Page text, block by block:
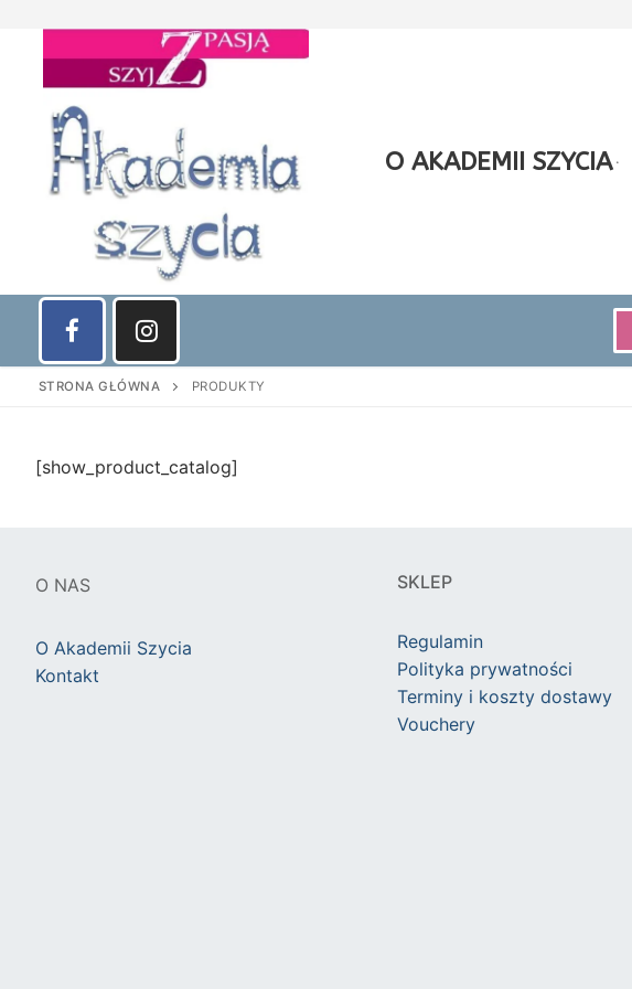
O AKADEMII SZYCIA
STRONA GŁÓWNA PRODUKTY
[show_product_catalog]
O NAS
O Akademii Szycia
Kontakt
SKLEP
Regulamin
Polityka prywatności
Terminy i koszty dostawy
Vouchery